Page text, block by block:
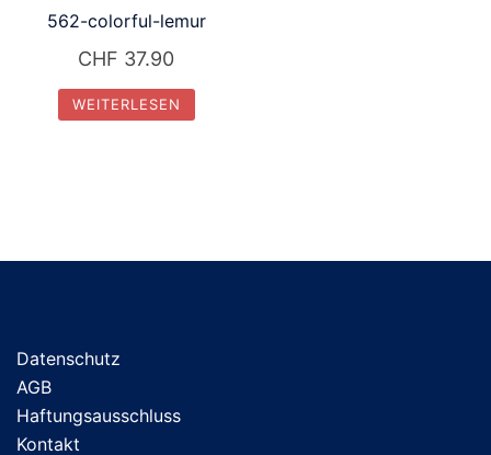
562-colorful-lemur
CHF 37.90
WEITERLESEN
Datenschutz
AGB
Haftungsausschluss
Kontakt